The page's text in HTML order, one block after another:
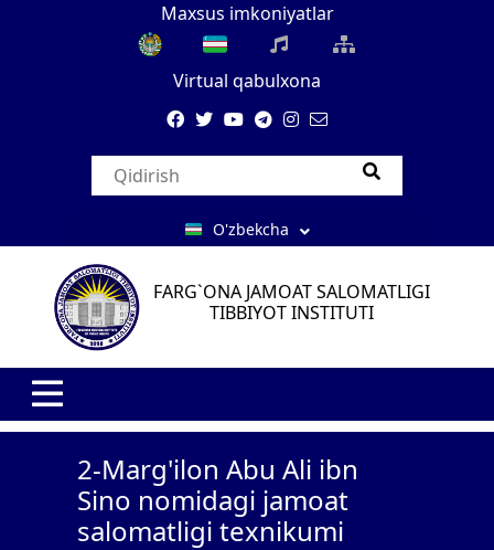
Maxsus imkoniyatlar
Virtual qabulxona
O'zbekcha
FARG`ONA JAMOAT SALOMATLIGI
TIBBIYOT INSTITUTI
2-Marg'ilon Abu Ali ibn
Sino nomidagi jamoat
salomatligi texnikumi